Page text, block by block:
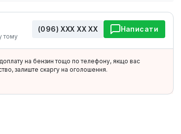
тому
(096) ХХХ ХХ ХХ Написати
на бензин тощо по телефону, якщо вас
залиште скаргу на оголошення.